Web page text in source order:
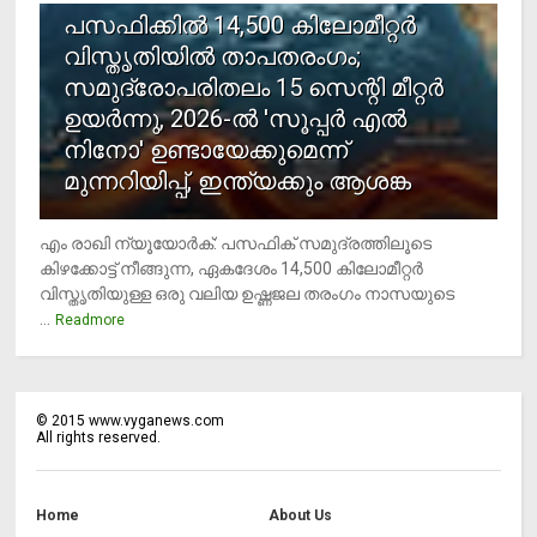
പസഫിക്കില്‍ 14,500 കിലോമീറ്റര്‍
വിസ്തൃതിയില്‍ താപതരംഗം;
സമുദ്രോപരിതലം 15 സെന്റി മീറ്റര്‍
ഉയര്‍ന്നു, 2026-ല്‍ 'സൂപ്പര്‍ എല്‍
നിനോ' ഉണ്ടായേക്കുമെന്ന്
മുന്നറിയിപ്പ്, ഇന്ത്യക്കും ആശങ്ക
എം രാഖി ന്യൂയോര്‍ക്: പസഫിക് സമുദ്രത്തിലൂടെ
കിഴക്കോട്ട് നീങ്ങുന്ന, ഏകദേശം 14,500 കിലോമീറ്റര്‍
വിസ്തൃതിയുള്ള ഒരു വലിയ ഉഷ്ണജല തരംഗം നാസയുടെ
Readmore
©2015 www.vyganews.com
All rights reserved.
Home About Us